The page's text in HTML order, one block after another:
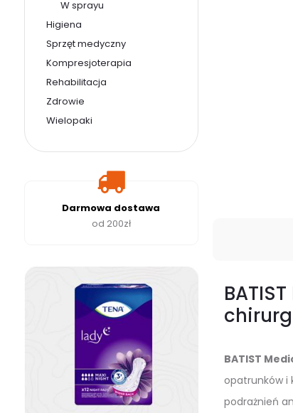
BATIST
opatrunków i
podrażnień
W sprayu
Higiena
Sprzęt medyczny
Kompresjoterapia
Rehabilitacja
Zdrowie
Wielopaki
Darmowa dostawa
od 200zł